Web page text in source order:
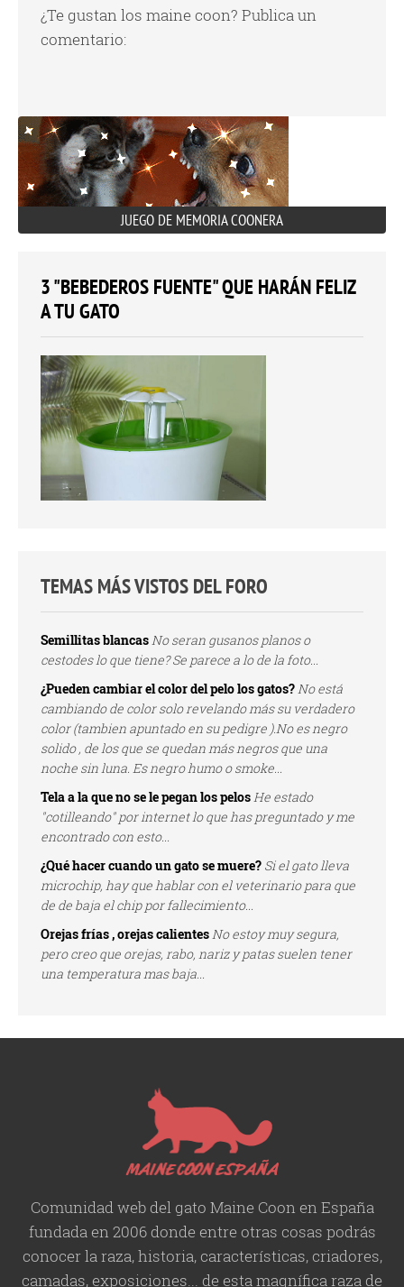
¿Te gustan los maine coon? Publica un
comentario:
JUEGO DE MEMORIA COONERA
3 "BEBEDEROS FUENTE" QUE HARÁN FELIZ
A TU GATO
TEMAS MÁS VISTOS DEL FORO
Semillitas blancasNo seran gusanos planos o
cestodes lo que tiene? Se parece a lo de la foto...
¿Pueden cambiar el color del pelo los gatos?No está
cambiando de color solo revelando más su verdadero
color (tambien apuntado en su pedigre ).No es negro
solido , de los que se quedan más negros que una
noche sin luna. Es negro humo o smoke...
Tela a la que no se le pegan los pelosHe estado
"cotilleando" por internet lo que has preguntado y me
encontrado con esto...
¿Qué hacer cuando un gato se muere? Si el gato lleva
microchip, hay que hablar con el veterinario para que
de de baja el chip por fallecimiento...
Orejas frías , orejas calientesNo estoy muy segura,
pero creo que orejas, rabo, nariz y patas suelen tener
una temperatura mas baja...
Comunidad web del gato Maine Coon en España
fundada en 2006 donde entre otras cosas podrás
conocer la raza, historia,características, criadores,
camadas, exposiciones... de esta magnífica raza de